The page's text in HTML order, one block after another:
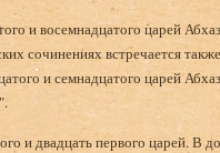
и восемнадцатого царей
сочинениях встречается
и семнадцатого царей
и двадцать первого царей. В